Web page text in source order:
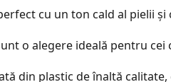
cu un ton cald al pielii
o alegere ideală pentru
din plastic de înaltă